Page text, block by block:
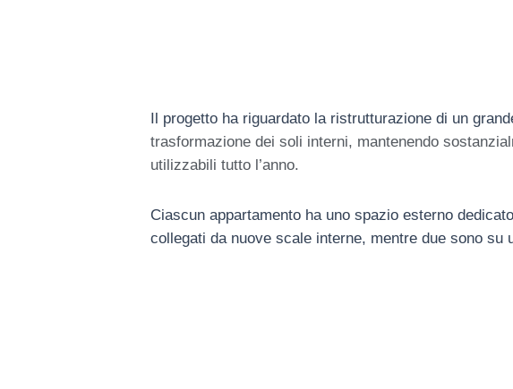
Il progetto ha riguardato la ristrutturazione di un
trasformazione dei soli interni, mantenendo
utilizzabili tutto l’anno.
Ciascun appartamento ha uno spazio esterno
collegati da nuove scale interne, mentre due sono su